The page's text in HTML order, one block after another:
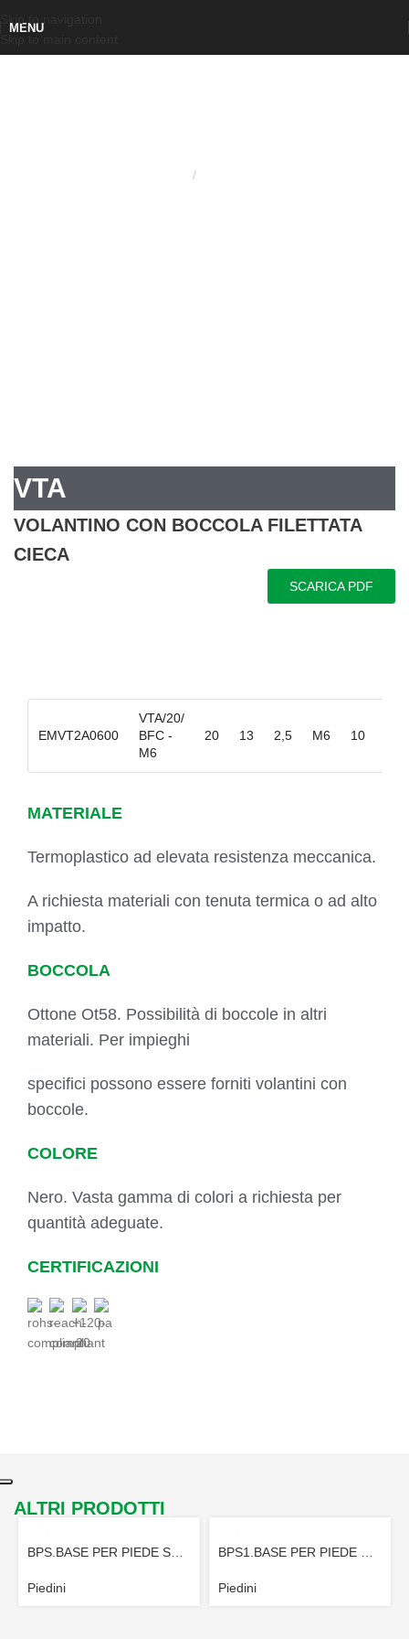
MENU
VTA
VOLANTINO CON BOCCOLA FILETTATA
CIECA
SCARICA PDF
EMVT2A0600
VTA/20/
BFC -
M6
20 13 2,5 M6 10
MATERIALE
Termoplastico ad elevata resistenza meccanica.
A richiesta materiali con tenuta termica o ad alto
impatto.
BOCCOLA
Ottone Ot58. Possibilità di boccole in altri
materiali. Per impieghi
specifici possono essere forniti volantini con
boccole.
COLORE
Nero. Vasta gamma di colori a richiesta per
quantità adeguate.
CERTIFICAZIONI
ALTRI PRODOTTI
Piedini Piedini